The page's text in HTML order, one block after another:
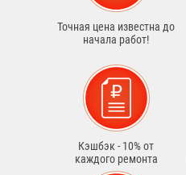
Точная цена известна до
начала работ!
Кэшбэк - 10% от
каждого ремонта